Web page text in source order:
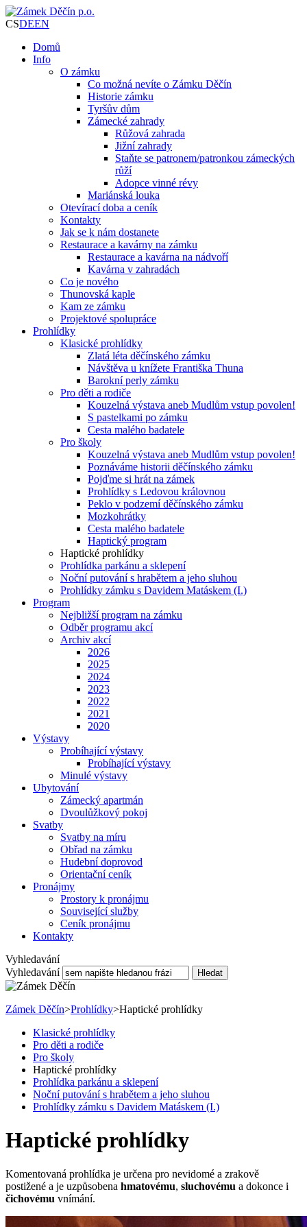
CSDEEN
Domů
Info
O zámku
Co možná nevíte o Zámku Děčín
Historie zámku
Tyršův dům
Zámecké zahrady
Růžová zahrada
Jižní zahrady
Staňte se patronem/patronkou zámeckých
růží
Adopce vinné révy
Mariánská louka
Otevírací doba a ceník
Kontakty
Jak se k nám dostanete
Restaurace a kavárny na zámku
Restaurace a kavárna na nádvoří
Kavárna v zahradách
Co je nového
Thunovská kaple
Kam ze zámku
Projektové spolupráce
Prohlídky
Klasické prohlídky
Zlatá léta děčínského zámku
Návštěva u knížete Františka Thuna
Barokní perly zámku
Pro děti a rodiče
Kouzelná výstava aneb Mudlům vstup povolen!
S pastelkami po zámku
Cesta malého badatele
Pro školy
Kouzelná výstava aneb Mudlům vstup povolen!
Poznáváme historii děčínského zámku
Pojďme si hrát na zámek
Prohlídky s Ledovou královnou
Peklo v podzemí děčínského zámku
Mozkohrátky
Cesta malého badatele
Haptický program
Haptické prohlídky
Prohlídka parkánu a sklepení
Noční putování s hrabětem a jeho sluhou
Prohlídky zámku s Davidem Matáskem (I.)
Program
Nejbližší program na zámku
Odběr programu akcí
Archiv akcí
2026
2025
2024
2023
2022
2021
2020
Výstavy
Probíhající výstavy
Probíhající výstavy
Minulé výstavy
Ubytování
Zámecký apartmán
Dvoulůžkový pokoj
Svatby
Svatby na míru
Obřad na zámku
Hudební doprovod
Orientační ceník
Pronájmy
Prostory k pronájmu
Související služby
Ceník pronájmu
Kontakty
Vyhledavání
Vyhledavání
Hledat
Zámek Děčín>Prohlídky>Haptické prohlídky
Klasické prohlídky
Pro děti a rodiče
Pro školy
Haptické prohlídky
Prohlídka parkánu a sklepení
Noční putování s hrabětem a jeho sluhou
Prohlídky zámku s Davidem Matáskem (I.)
Haptické prohlídky
Komentovaná prohlídka je určena pro nevidomé a zrakově
postižené a je uzpůsobena hmatovému, sluchovému a dokonce i
čichovému vnímání.